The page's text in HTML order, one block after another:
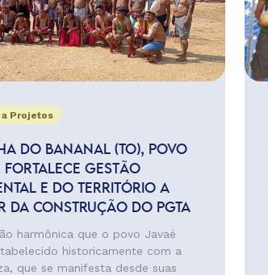
Projetos
DO BANANAL (TO), POVO
FORTALECE GESTÃO
E DO TERRITÓRIO A
DA CONSTRUÇÃO DO PGTA
harmônica que o povo Javaé
historicamente com a
que se manifesta desde suas